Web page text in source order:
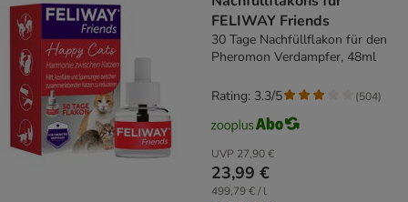
FELIWAY Friends
30 Tage Nachfüllflakon für den
Pheromon Verdampfer, 48ml
UVP 27,90 €
23,99 €
499,79 € / l
Rating: 3.3/5 (504)